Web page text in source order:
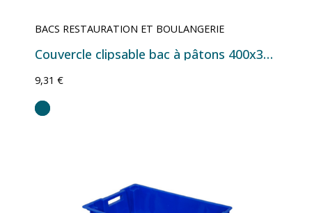
BACS RESTAURATION ET BOULANGERIE
Couvercle clipsable bac à pâtons 400x300 mm
9,31 €